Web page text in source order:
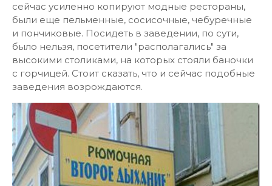
сейчас усиленно копируют модные рестораны,
были еще пельменные, сосисочные, чебуречные
и пончиковые. Посидеть в заведении, по сути,
было нельзя, посетители "располагались" за
высокими столиками, на которых стояли баночки
с горчицей. Стоит сказать, что и сейчас подобные
заведения возрождаются.